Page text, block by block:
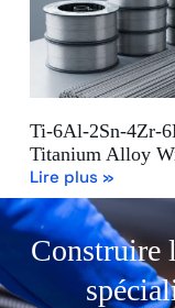
Ti-6Al-2Sn-4Zr-
Titanium Alloy
Lire plus »
Construire